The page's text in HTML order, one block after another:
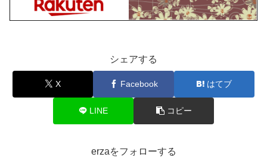
シェアする
X Facebook はてブ
LINE コピー
erzaをフォローする